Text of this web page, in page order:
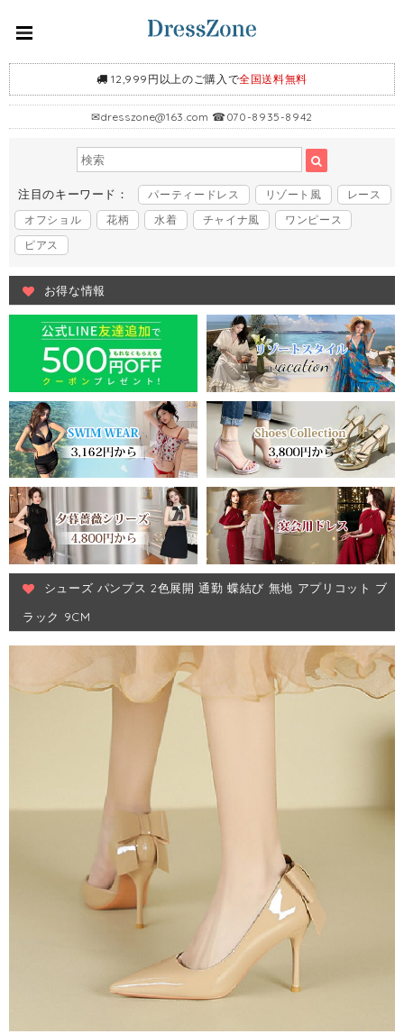
12,999円以上のご購入で全国送料無料
✉dresszone@163.com ☎070-8935-8942
注目のキーワード： パーティードレス リゾート風
レース
オフショル
花柄 水着 チャイナ風
ワンピース
ピアス
お得な情報
シューズ パンプス 2色展開 通勤 蝶結び 無地 アプリコット ブ
ラック 9CM